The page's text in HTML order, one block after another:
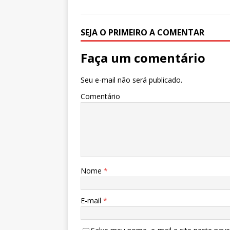
SEJA O PRIMEIRO A COMENTAR
Faça um comentário
Seu e-mail não será publicado.
Comentário
Nome *
E-mail *